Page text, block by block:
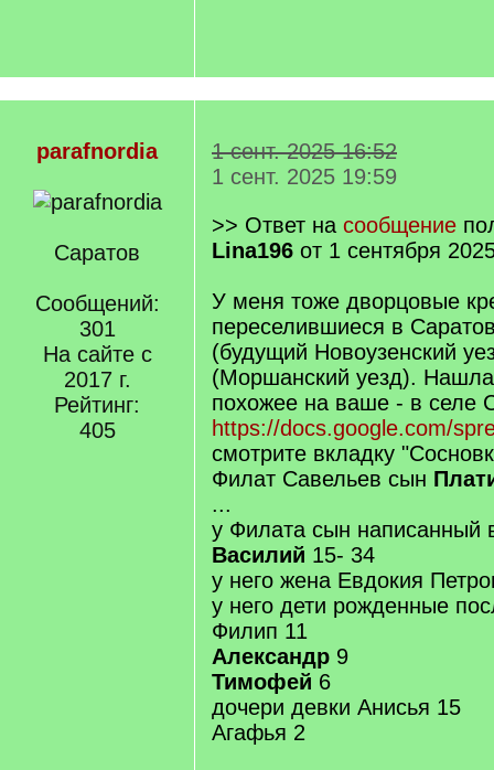
parafnordia
Саратов
Сообщений:
301
На сайте с
2017 г.
Рейтинг:
405
1 сент. 2025 16:52
1 сент. 2025 19:59
>> Ответ на сообщение
Lina196 от 1 сентября
У меня тоже дворцовые
переселившиеся в
(будущий Новоузенский
(Моршанский уезд).
похожее на ваше - в селе
https://docs.google.com/
смотрите вкладку
Филат Савельев сын
...
у Филата сын
Василий 15- 34
у него жена Евдокия
у него дети рожденные
Филип 11
Александр 9
Тимофей 6
дочери девки Анисья 15
Агафья 2